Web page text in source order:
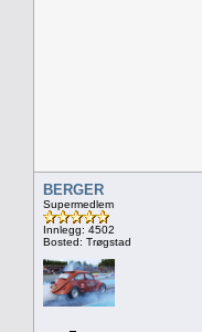
BERGER
Supermedlem
Innlegg: 4502
Bosted: Trøgstad